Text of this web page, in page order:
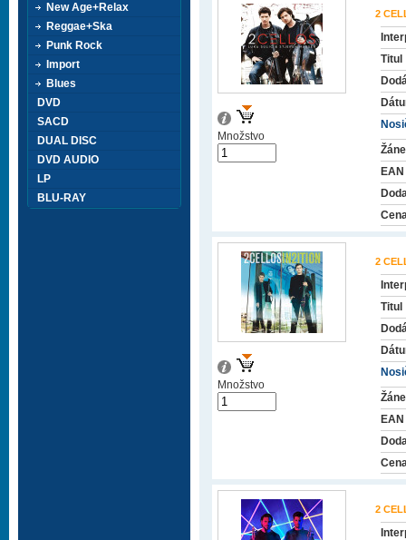
2
Titul
EAN
Množstvo
2
Titul
EAN
Množstvo
2
New Age+Relax
Reggae+Ska
Punk Rock
Import
Blues
DVD
SACD
DUAL DISC
DVD AUDIO
LP
BLU-RAY